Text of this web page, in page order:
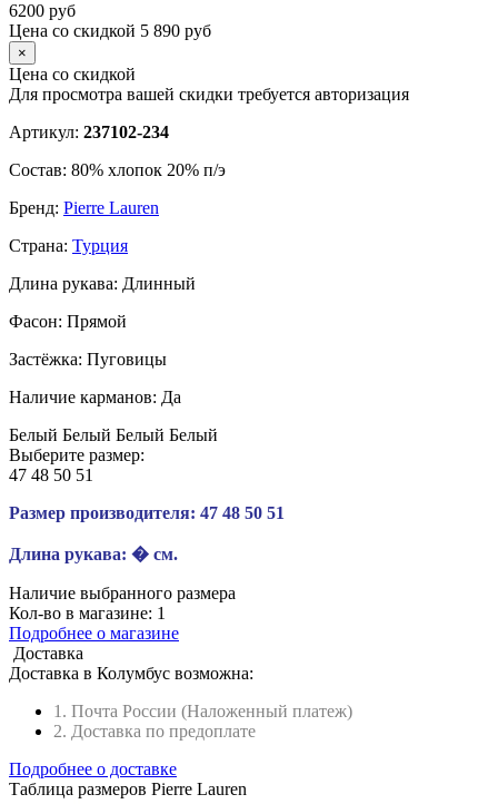
6200 руб
Цена со скидкой 5 890 руб
×
Цена со скидкой
Для просмотра вашей скидки требуется авторизация
Артикул: 237102-234
Состав: 80% хлопок 20% п/э
Бренд: Pierre Lauren
Страна: Турция
Длина рукава: Длинный
Фасон: Прямой
Застёжка: Пуговицы
Наличие карманов: Да
Белый Белый Белый Белый
Выберите размер:
47 48 50 51
Размер производителя: 47 48 50 51
Длина рукава: � см.
Наличие выбранного размера
Кол-во в магазине: 1
Подробнее о магазине
Доставка
Доставка в Колумбус возможна:
1. Почта России (Наложенный платеж)
2. Доставка по предоплате
Подробнее о доставке
Таблица размеров Pierre Lauren